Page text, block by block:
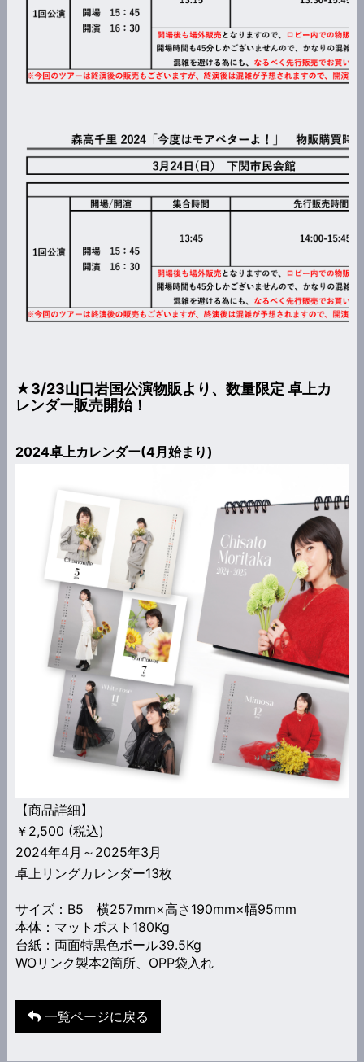
★3/23山口岩国公演物販より、数量限定 卓上カ
レンダー販売開始！
2024卓上カレンダー(4月始まり)
【商品詳細】
￥2,500 (税込)
2024年4月～2025年3月
卓上リングカレンダー13枚
サイズ：B5 横257mm×高さ190mm×幅95mm
本体：マットポスト180Kg
台紙：両面特黒色ボール39.5Kg
WOリンク製本2箇所、OPP袋入れ
一覧ページに戻る